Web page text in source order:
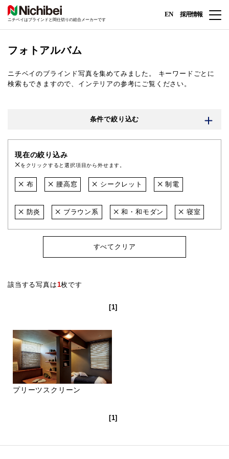
ニチベイはブラインドと間仕切りの総合メーカーです
EN 採用情報
フォトアルバム
ニチベイのブラインド写真を集めてみました。
キーワードごとに
検索もできますので、インテリアの参考にご覧ください。
条件で絞り込む
現在の絞り込み
をクリックすると選択項目から外せます。
布 腰高窓 シークレット 制電
防炎 ブラウン系 和・和モダン 寝室
すべてクリア
該当する写真は1枚です
[1]
プリーツスクリーン
[1]